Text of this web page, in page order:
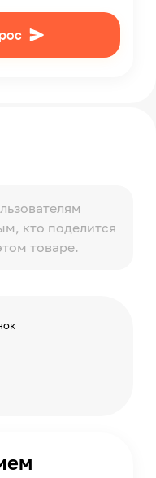
кто поделится
товаре.